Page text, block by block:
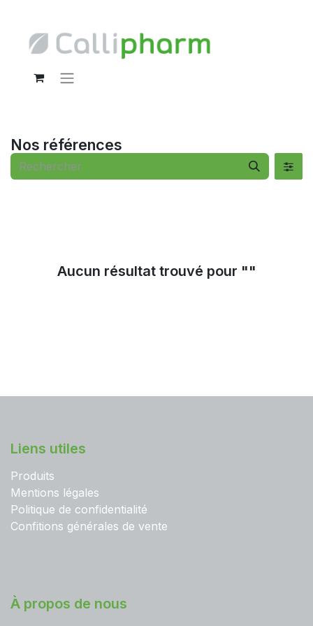
Nos références
Aucun résultat trouvé pour ""
Liens utiles
Produits
Mentions légales
Politique de confidentialité
Confitions générales de vente
À propos de nous